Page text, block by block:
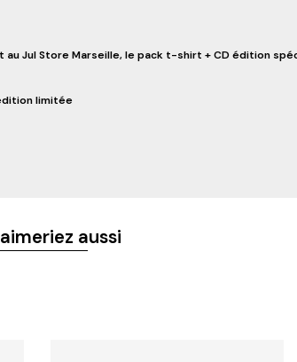
Jul Store Marseille, le pack t-shirt + CD édition
limitée
aussi